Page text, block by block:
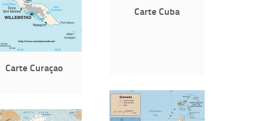
Carte Cuba
Carte Curaçao